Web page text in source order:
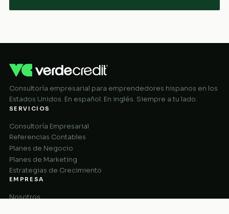
Consultoría empresarial para emprendedores hispanos en los
Estados Unidos. En español. En inglés. Siempre a tu lado.
SERVICIOS
Consultoría Empresarial
Referencias Contables
Planes de Negocio
Planes de Marketing
Estrategias de Crecimiento
EMPRESA
Nosotros